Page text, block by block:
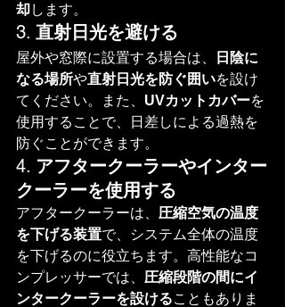
却します。
3. 直射日光を避ける
屋外や窓際に設置する場合は、
日陰に
なる場所や直射日光を防ぐ囲いを設け
てください。また、 UVカットカバーを
使用することで、日差しによる過熱を
防ぐことができます。
4. アフタークーラーやインター
クーラーを使用する
アフタークーラーは、 圧縮空気の温度
を下げる装置で、システム全体の温度
を下げるのに役立ちます。高性能なコ
ンプレッサーでは、 圧縮段階の間にイ
ンタークーラーを設けることもありま